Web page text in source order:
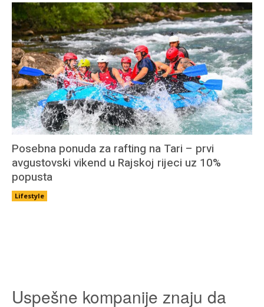
Posebna ponuda za rafting na Tari – prvi
avgustovski vikend u Rajskoj rijeci uz 10%
popusta
Lifestyle